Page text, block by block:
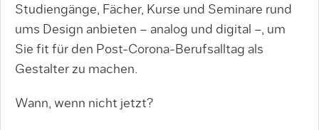
Studiengänge, Fächer, Kurse und Seminare rund
ums Design anbieten – analog und digital –, um
Sie fit für den Post-Corona-Berufsalltag als
Gestalter zu machen.
Wann, wenn nicht jetzt?